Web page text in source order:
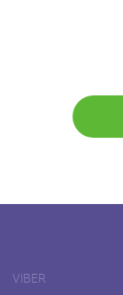
VIBER